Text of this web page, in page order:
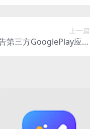
上一篇
第三方GooglePlay应用